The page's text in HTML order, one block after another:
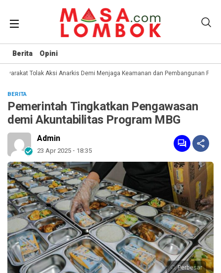
Berita Opini
Tolak Aksi Anarkis Demi Menjaga Keamanan dan Pembangunan Papua
BERITA
Pemerintah Tingkatkan Pengawasan
demi Akuntabilitas Program MBG
Admin
23 Apr 2025 - 18:35
Perbesar